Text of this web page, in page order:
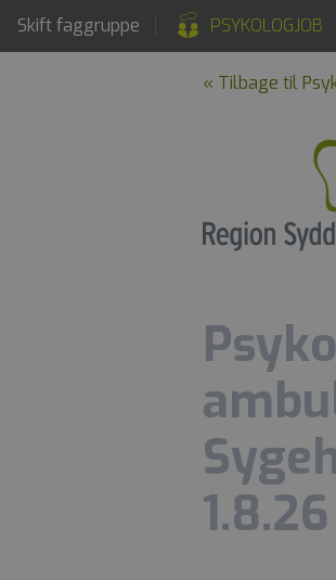
Skift faggruppe PSYKOLOGJOB
« Tilbage til
1.8.26